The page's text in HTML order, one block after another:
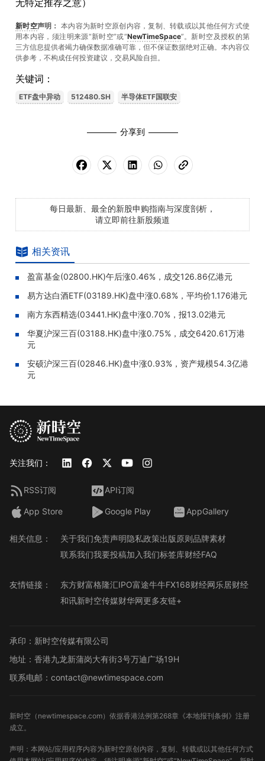
无特定推荐之意）
新时空声明： 本内容为新时空原创内容，复制、转载或以其他任何方式使
用本内容，须注明来源“新时空”或“NewTimeSpace”。新时空及授权的第
三方信息提供者竭力确保数据准确可靠，但不保证数据绝对正确。本內容仅
供参考，不构成任何投资建议，交易风险自担。
关键词：
ETF盘中异动 512480.SH 半导体ETF国联安
分享到
每日最新、最全的新股申购指南与深度剖析，
请立即前往新股频道
相关资讯
盈富基金(02800.HK)午后涨0.46%，成交126.86亿港元
易方达白酒ETF(03189.HK)盘中涨0.68%，平均价1.176港元
南方东西精选(03441.HK)盘中涨0.70%，报13.02港元
华夏沪深三百(03188.HK)盘中涨0.75%，成交6420.61万港
元
安硕沪深三百(02846.HK)盘中涨0.93%，资产规模54.3亿港
元
关注我们：
RSS订阅 API订阅
App Store Google Play AppGallery
相关信息： 关于我们免责声明隐私政策出版原则品牌素材
联系我们我要投稿加入我们标签库财经FAQ
友情链接： 东方财富格隆汇IPO富途牛牛FX168财经网乐居财经
和讯新时空传媒财华网更多友链+
承印：新时空传媒有限公司
地址：香港九龙新蒲岗大有街3号万迪广场19H
联系电邮：contact@newtimespace.com
新时空（ newtimespace.com）依据香港法例第268章《本地报刊条例》注册
成立。
声明：本网站/应用程序内容为新时空原创内容，复制、转载或以其他任何方式